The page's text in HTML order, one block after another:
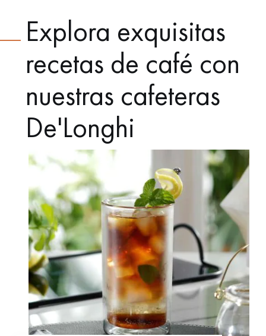
Explora exquisitas
recetas de café con
nuestras cafeteras
De'Longhi